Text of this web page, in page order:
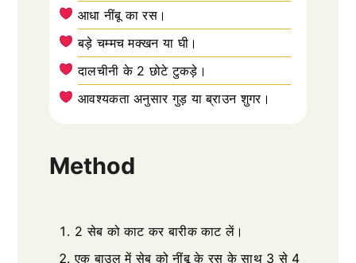
आधा नींबू का रस।
बड़े चम्मच मक्खन या घी।
दालचीनी के 2 छोटे टुकड़े।
आवश्यकता अनुसार गुड़ या ब्राउन शुगर।
Method
2 सेब को काट कर बारीक काट लें।
एक बाउल में सेब को नींबू के रस के साथ 3 से 4